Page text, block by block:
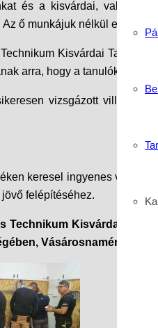
és a kisvárdai, valamint
ő munkájuk nélkül ezek az
Kisvárdai
arra, hogy a tanulók
vizsgázott
keresel ingyenes
felépítéséhez.
Technikum Kisvárdai
Vásárosnamény